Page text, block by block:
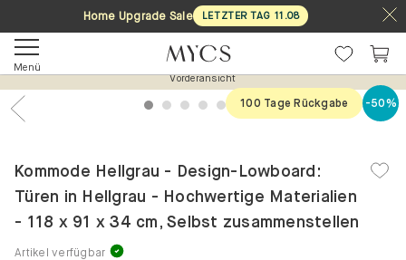
Home Upgrade Sale LETZTER TAG 11 .08
Menü
Vorderansicht
1 2 3 4 5 6 7
100 Tage Rückgabe -50%
Kommode Hellgrau - Design-Lowboard:
Türen in Hellgrau - Hochwertige Materialien
- 118 x 91 x 34 cm, Selbst zusammenstellen
Artikel verfügbar